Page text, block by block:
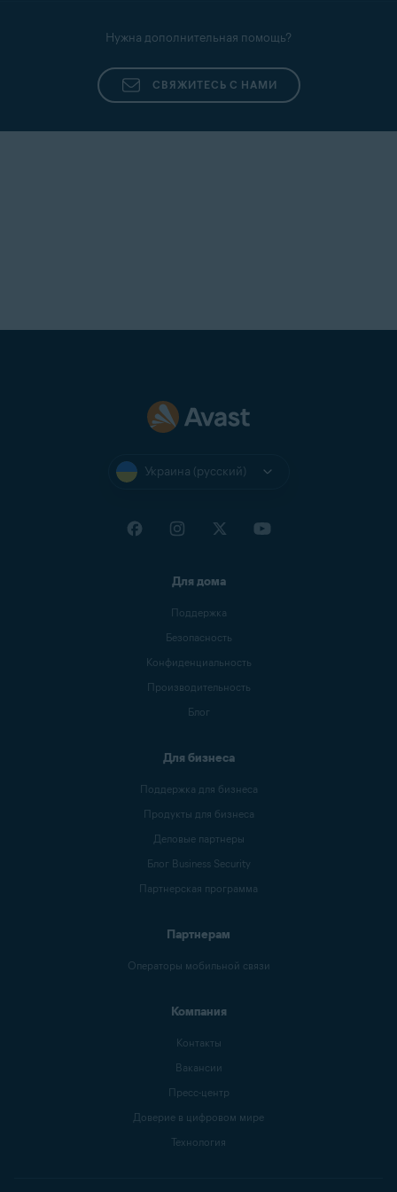
Нужна дополнительная помощь?
СВЯЖИТЕСЬ С НАМИ
Украина (русский)
Для дома
Поддержка
Безопасность
Конфиденциальность
Производительность
Блог
Для бизнеса
Поддержка для бизнеса
Продукты для бизнеса
Деловые партнеры
Блог Business Security
Партнерская программа
Партнерам
Операторы мобильной связи
Компания
Контакты
Вакансии
Пресс-центр
Доверие в цифровом мире
Технология